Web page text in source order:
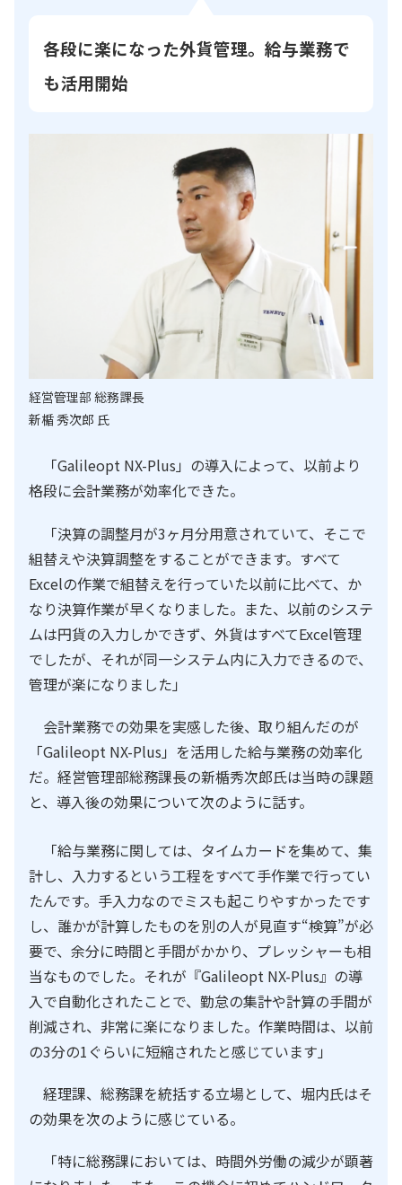
各段に楽になった外貨管理。給与業務で
も活用開始
経営管理部 総務課長
新楯 秀次郎 氏
「Galileopt NX-Plus」の導入によって、以前より
格段に会計業務が効率化できた。
「決算の調整月が3ヶ月分用意されていて、そこで
組替えや決算調整をすることができます。すべて
Excelの作業で組替えを行っていた以前に比べて、か
なり決算作業が早くなりました。また、以前のシステ
ムは円貨の入力しかできず、外貨はすべてExcel管理
でしたが、それが同一システム内に入力できるので、
管理が楽になりました」
会計業務での効果を実感した後、取り組んだのが
「Galileopt NX-Plus」を活用した給与業務の効率化
だ。経営管理部総務課長の新楯秀次郎氏は当時の課題
と、導入後の効果について次のように話す。
「給与業務に関しては、タイムカードを集めて、集
計し、入力するという工程をすべて手作業で行ってい
たんです。手入力なのでミスも起こりやすかったです
し、誰かが計算したものを別の人が見直す“検算”が必
要で、余分に時間と手間がかかり、プレッシャーも相
当なものでした。それが『Galileopt NX-Plus』の導
入で自動化されたことで、勤怠の集計や計算の手間が
削減され、非常に楽になりました。作業時間は、以前
の3分の1ぐらいに短縮されたと感じています」
経理課、総務課を統括する立場として、堀内氏はそ
の効果を次のように感じている。
「特に総務課においては、時間外労働の減少が顕著